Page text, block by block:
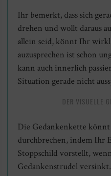
Ihr bemerkt, dass sich
drehen und wollt daraus
allein seid, könnt Ihr
auzusprechen ist schon
kann auch innerlich
Situation gerade nicht
DER VISUELLE
Die Gedankenkette
durchbrechen, indem Ihr
Stoppschild vorstellt,
Gedankenstrudel